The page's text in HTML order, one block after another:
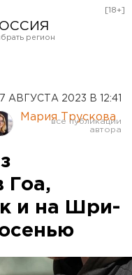
[18+]
17 АВГУСТА 2023 В 12:41
Мария Трускова
Гоа,
и на Шри-